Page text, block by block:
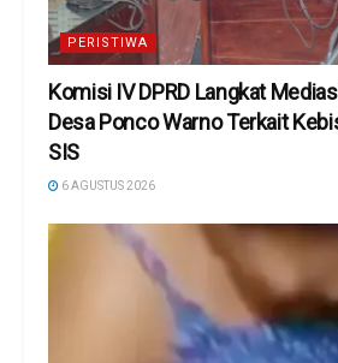
PERISTIWA
Komisi IV DPRD Langkat
Desa Ponco Warno Terkait
SIS
6 AGUSTUS 2026